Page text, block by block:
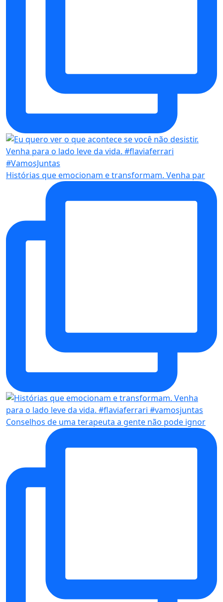
Histórias que emocionam e transformam. Venha par
Conselhos de uma terapeuta a gente não pode ignor